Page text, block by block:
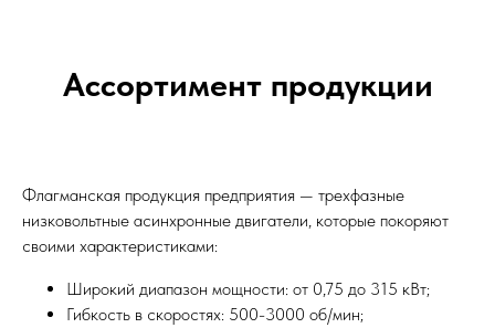
Ассортимент продукции
Флагманская продукция предприятия — трехфазные
низковольтные асинхронные двигатели, которые покоряют
своими характеристиками:
Широкий диапазон мощности: от 0,75 до 315 кВт;
Гибкость в скоростях: 500-3000 об/мин;